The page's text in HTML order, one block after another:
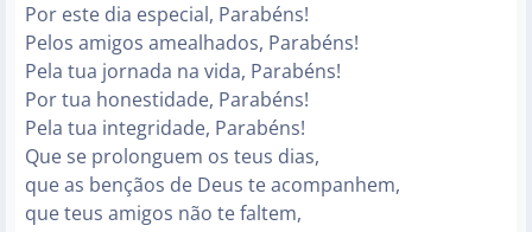
Por este dia especial, Parabéns!
Pelos amigos amealhados, Parabéns!
Pela tua jornada na vida, Parabéns!
Por tua honestidade, Parabéns!
Pela tua integridade, Parabéns!
Que se prolonguem os teus dias,
que as bençãos de Deus te acompanhem,
que teus amigos não te faltem,